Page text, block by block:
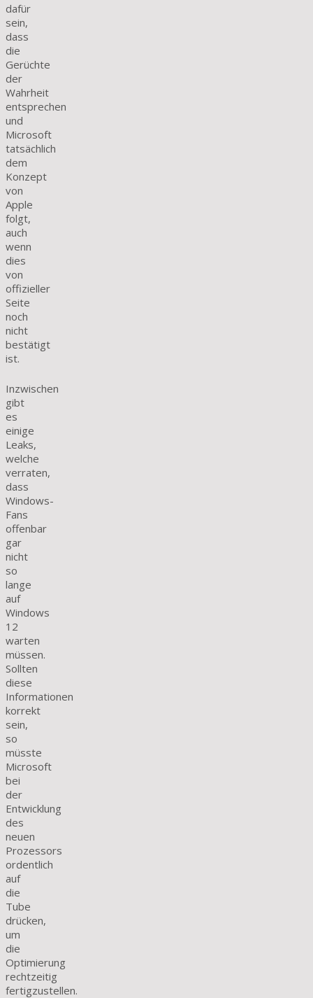
dafür
sein,
dass
die
Gerüchte
der
Wahrheit
entsprechen
und
Microsoft
tatsächlich
dem
Konzept
von
Apple
folgt,
auch
wenn
dies
von
offizieller
Seite
noch
nicht
bestätigt
ist.
Inzwischen
gibt
es
einige
Leaks,
welche
verraten,
dass
Windows-
Fans
offenbar
gar
nicht
so
lange
auf
Windows
12
warten
müssen.
Sollten
diese
Informationen
korrekt
sein,
so
müsste
Microsoft
bei
der
Entwicklung
des
neuen
Prozessors
ordentlich
auf
die
Tube
drücken,
um
die
Optimierung
rechtzeitig
fertigzustellen.